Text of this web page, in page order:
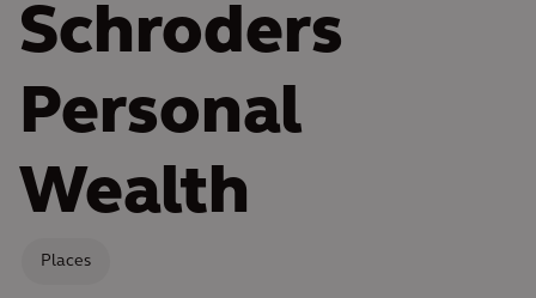
Schroders
Personal
Wealth
Places